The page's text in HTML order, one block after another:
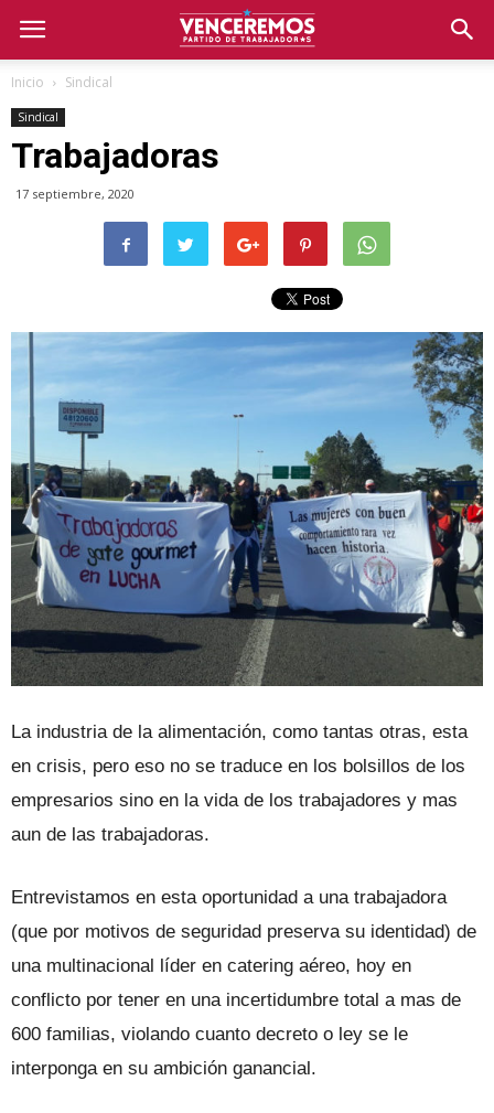
Inicio Sindical
Sindical
Trabajadoras
17 septiembre, 2020
La industria de la alimentación, como tantas otras, esta
en crisis, pero eso no se traduce en los bolsillos de los
empresarios sino en la vida de los trabajadores y mas
aun de las trabajadoras.
Entrevistamos en esta oportunidad a una trabajadora
(que por motivos de seguridad preserva su identidad) de
una multinacional líder en catering aéreo, hoy en
conflicto por tener en una incertidumbre total a mas de
600 familias, violando cuanto decreto o ley se le
interponga en su ambición ganancial.